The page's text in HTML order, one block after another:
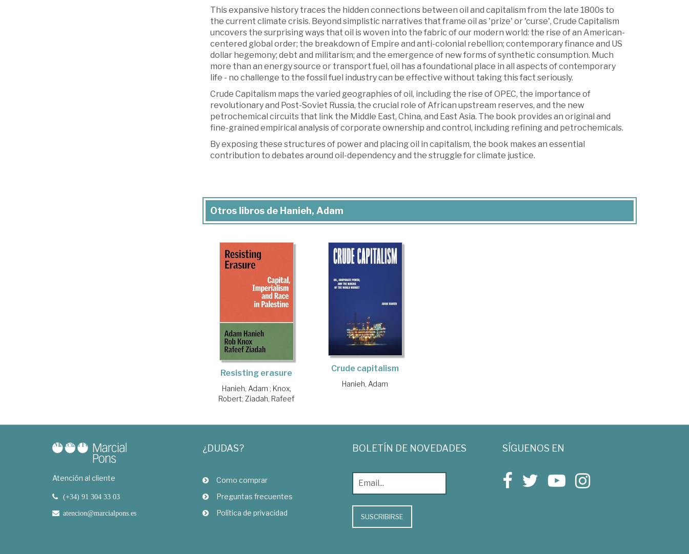
This expansive history traces the hidden connections between oil and capitalism from the late 1800s to
the current climate crisis. Beyond simplistic narratives that frame oil as 'prize' or 'curse', Crude Capitalism
uncovers the surprising ways that oil is woven into the fabric of our modern world: the rise of an American-
centered global order; the breakdown of Empire and anti-colonial rebellion; contemporary finance and US
dollar hegemony; debt and militarism; and the emergence of new forms of synthetic consumption. Much
more than an energy source or transport fuel, oil has a foundational place in all aspects of contemporary
life - no challenge to the fossil fuel industry can be effective without taking this fact seriously.
Crude Capitalism maps the varied geographies of oil, including the rise of OPEC, the importance of
revolutionary and Post-Soviet Russia, the crucial role of African upstream reserves, and the new
petrochemical circuits that link the Middle East, China, and East Asia. The book provides an original and
fine-grained empirical analysis of corporate ownership and control, including refining and petrochemicals.
By exposing these structures of power and placing oil in capitalism, the book makes an essential
contribution to debates around oil-dependency and the struggle for climate justice.
Otros libros de Hanieh, Adam
Resisting erasure
Hanieh, Adam ; Knox,
Robert;Ziadah, Rafeef
Crude capitalism
Hanieh, Adam
Atención al cliente
(+34) 91 304 33 03
atencion@marcialpons.es
¿DUDAS?
Como comprar
Preguntas frecuentes
Política de privacidad
BOLETÍN DE NOVEDADES
SUSCRIBIRSE
SÍGUENOS EN